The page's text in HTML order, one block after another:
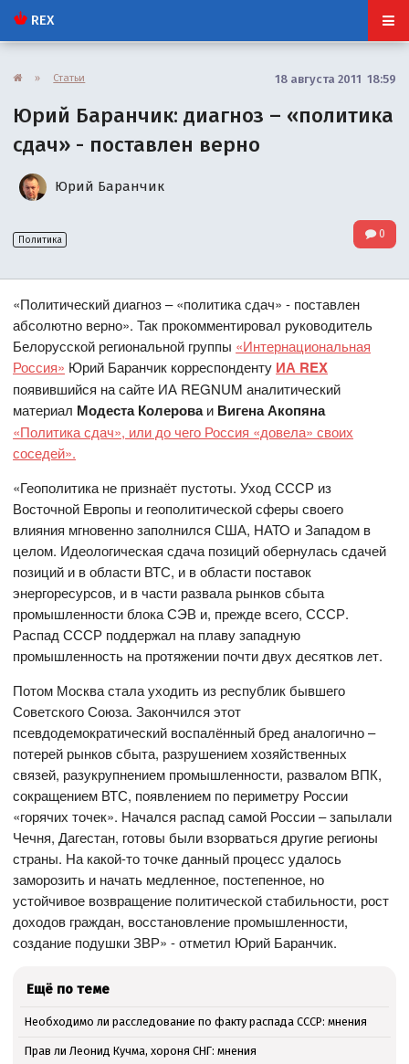
REX
» Статьи 18 августа 2011 18:59
Юрий Баранчик: диагноз – «политика
сдач» - поставлен верно
Юрий Баранчик
Политика 0
«Политический диагноз – «политика сдач» - поставлен
абсолютно верно». Так прокомментировал руководитель
Белорусской региональной группы «Интернациональная
Россия» Юрий Баранчик корреспонденту ИА REX
появившийся на сайте ИА REGNUM аналитический
материал Модеста Колероваи Вигена Акопяна
«Политика сдач», или до чего Россия «довела» своих
соседей».
«Геополитика не признаёт пустоты. Уход СССР из
Восточной Европы и геополитической сферы своего
влияния мгновенно заполнился США, НАТО и Западом в
целом. Идеологическая сдача позиций обернулась сдачей
позиций и в области ВТС, и в области поставок
энергоресурсов, и в части развала рынков сбыта
промышленности блока СЭВ и, прежде всего, СССР.
Распад СССР поддержал на плаву западную
промышленность на протяжении почти двух десятков лет.
Потом Москва стала уходить из республик бывшего
Советского Союза. Закончился этот
псевдодемократический воспалённый бред аналогично –
потерей рынков сбыта, разрушением хозяйственных
связей, разукрупнением промышленности, развалом ВПК,
сокращением ВТС, появлением по периметру России
«горячих точек». Начался распад самой России – запылали
Чечня, Дагестан, готовы были взорваться другие регионы
страны. На какой-то точке данный процесс удалось
заморозить и начать медленное, постепенное, но
устойчивое возвращение политической стабильности, рост
доходов граждан, восстановление промышленности,
создание подушки ЗВР» - отметил Юрий Баранчик.
Ещё по теме
Необходимо ли расследование по факту распада СССР: мнения
Прав ли Леонид Кучма, хороня СНГ: мнения